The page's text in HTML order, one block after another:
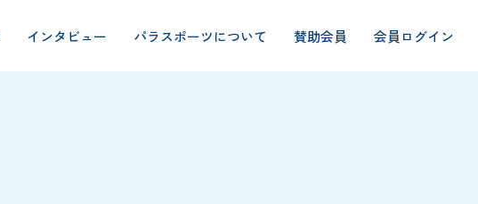
インタビュー パラスポーツについて 賛助会員 会員ログイン